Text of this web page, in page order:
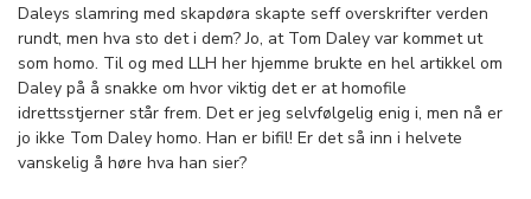
Daleys slamring med skapdøra skapte seff overskrifter verden
rundt, men hva sto det i dem? Jo, at Tom Daley var kommet ut
som homo. Til og med LLH her hjemme brukte en hel artikkel om
Daley på å snakke om hvor viktig det er at homofile
idrettsstjerner står frem. Det er jeg selvfølgelig enig i, men nå er
jo ikke Tom Daley homo. Han er bifil! Er det så inn i helvete
vanskelig å høre hva han sier?